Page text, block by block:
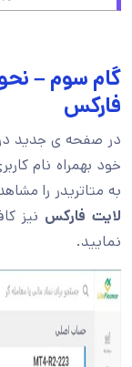
گام سوم –
فارکس
در صفحه ی جدید
خود بهمراه نام
به متاتریدر را
لایت فارکس نیز
نمایید.